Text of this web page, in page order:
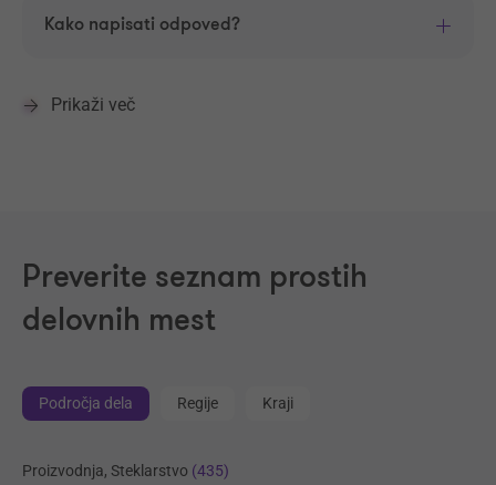
Kako napisati odpoved?
Prikaži več
Preverite seznam prostih
delovnih mest
Področja dela Regije Kraji
Proizvodnja, Steklarstvo (435)